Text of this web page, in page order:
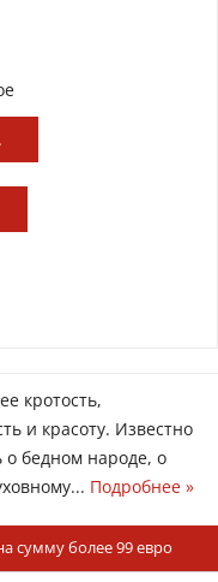
кротость,
и красоту. Известно
о бедном народе, о
Подробнее »
сумму более 99 евро